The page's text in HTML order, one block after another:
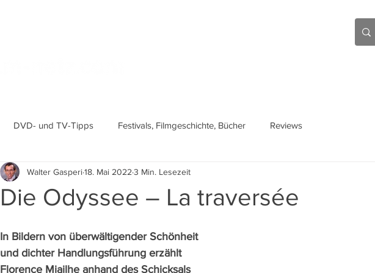
DVD- und TV-Tipps Festivals, Filmgeschichte, Bücher Reviews
Die Odyssee – La traversée
Walter Gasperi18. Mai 2022 3 Min. Lesezeit
In Bildern von überwältigender Schönheit
und dichter Handlungsführung erzählt
Florence Miailhe anhand des Schicksals